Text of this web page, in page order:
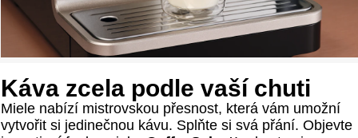
Káva zcela podle vaší chuti
Miele nabízí mistrovskou přesnost, která vám umožní
vytvořit si jedinečnou kávu. Splňte si svá přání. Objevte